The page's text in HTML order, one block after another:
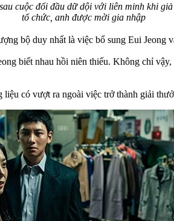
cuộc đối đầu dữ dội với liên minh khi
tổ chức, anh được mời gia nhập
bộ duy nhất là việc bổ sung Eui Jeong
biết nhau hồi niên thiếu. Không chỉ
có vượt ra ngoài việc trở thành giải